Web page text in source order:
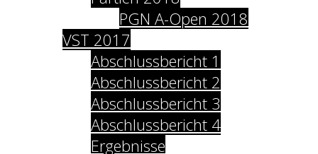
PGN A-Open 2018
VST 2017
Abschlussbericht 1
Abschlussbericht 2
Abschlussbericht 3
Abschlussbericht 4
Ergebnisse